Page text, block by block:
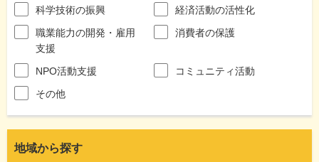
科学技術の振興
経済活動の活性化
職業能力の開発・雇用
支援
消費者の保護
NPO活動支援
コミュニティ活動
その他
地域から探す